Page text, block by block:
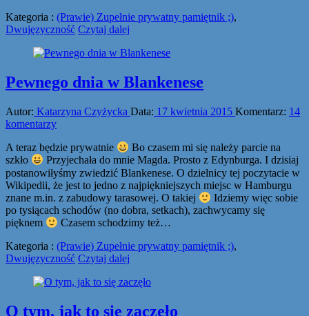
Kategoria : (Prawie) Zupełnie prywatny pamiętnik ;),
Dwujęzyczność Czytaj dalej
Pewnego dnia w Blankenese
Autor: Katarzyna Czyżycka Data: 17 kwietnia 2015 Komentarz: 14
komentarzy
A teraz będzie prywatnie
Bo czasem mi się należy parcie na
szkło
Przyjechała do mnie Magda. Prosto z Edynburga. I dzisiaj
postanowiłyśmy zwiedzić Blankenese. O dzielnicy tej poczytacie w
Wikipedii, że jest to jedno z najpiękniejszych miejsc w Hamburgu
znane m.in. z zabudowy tarasowej. O takiej
Idziemy więc sobie
po tysiącach schodów (no dobra, setkach), zachwycamy się
pięknem
Czasem schodzimy też…
Kategoria : (Prawie) Zupełnie prywatny pamiętnik ;),
Dwujęzyczność Czytaj dalej
O tym, jak to się zaczęło